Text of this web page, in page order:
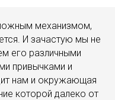
механизмом,
И зачастую мы не
его различными
привычками и
нам и окружающая
которой далеко от